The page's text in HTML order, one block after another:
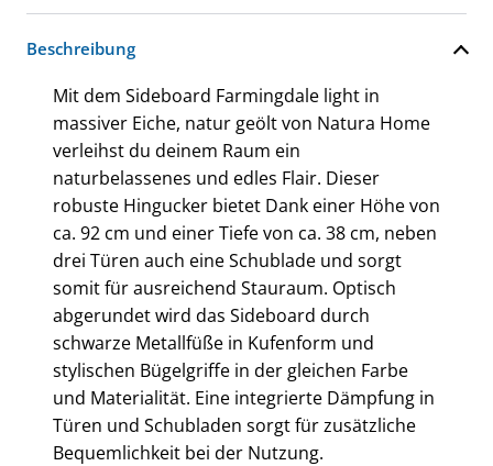
Beschreibung
Mit dem Sideboard Farmingdale light in
massiver Eiche, natur geölt von Natura Home
verleihst du deinem Raum ein
naturbelassenes und edles Flair. Dieser
robuste Hingucker bietet Dank einer Höhe von
ca. 92 cm und einer Tiefe von ca. 38 cm, neben
drei Türen auch eine Schublade und sorgt
somit für ausreichend Stauraum. Optisch
abgerundet wird das Sideboard durch
schwarze Metallfüße in Kufenform und
stylischen Bügelgriffe in der gleichen Farbe
und Materialität. Eine integrierte Dämpfung in
Türen und Schubladen sorgt für zusätzliche
Bequemlichkeit bei der Nutzung.